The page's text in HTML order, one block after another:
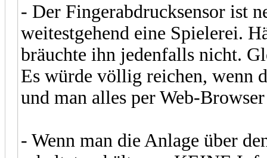
- Der Fingerabdrucksensor ist
weitestgehend eine Spielerei.
bräuchte ihn jedenfalls nicht.
Es würde völlig reichen, wenn
und man alles per Web-
- Wenn man die Anlage über